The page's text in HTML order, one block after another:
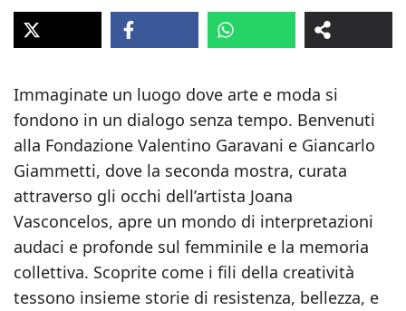
Immaginate un luogo dove arte e moda si
fondono in un dialogo senza tempo. Benvenuti
alla Fondazione Valentino Garavani e Giancarlo
Giammetti, dove la seconda mostra, curata
attraverso gli occhi dell’artista Joana
Vasconcelos, apre un mondo di interpretazioni
audaci e profonde sul femminile e la memoria
collettiva. Scoprite come i fili della creatività
tessono insieme storie di resistenza, bellezza, e